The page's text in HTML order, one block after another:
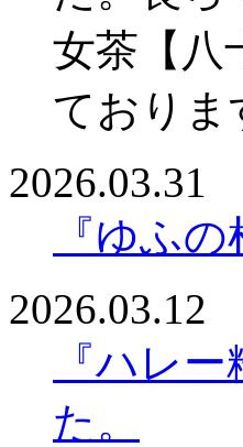
女茶【八
ておりま
2026.03.31
『ゆふ
2026.03.12
『ハレ
た。